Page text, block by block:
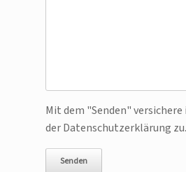
Bitte lasse dieses Feld leer.
Mit dem "Senden" versichere
der Datenschutzerklärung zu.